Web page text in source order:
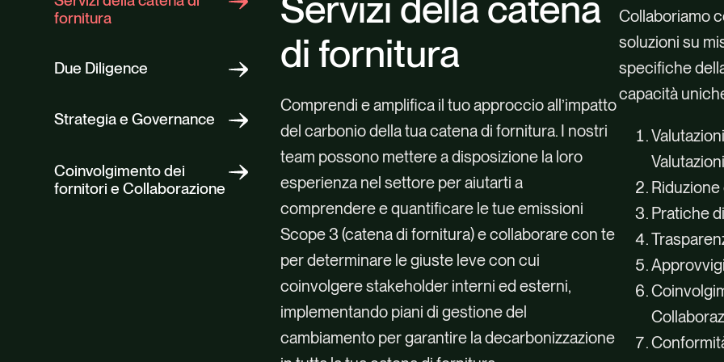
fornitura
Due Diligence
Strategia e Governance
Coinvolgimento dei
fornitori e Collaborazione
di fornitura
Comprendi e amplifica il tuo approccio all’impatto
del carbonio della tua catena di fornitura. I nostri
team possono mettere a disposizione la loro
esperienza nel settore per aiutarti a
comprendere e quantificare le tue emissioni
Scope 3 (catena di fornitura) e collaborare con te
per determinare le giuste leve con cui
coinvolgere stakeholder interni ed esterni,
implementando piani di gestione del
cambiamento per garantire la decarbonizzazione
Collaboriamo
soluzioni su
specifiche
capacità
Riduzione
Pratiche